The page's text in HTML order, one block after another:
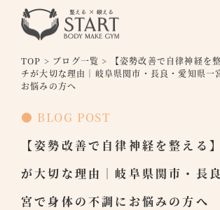
TOP > ブログ一覧 >
【姿勢改善で自律神経を
チが大切な理由｜岐阜県関市・長良・愛知県一
お悩みの方へ
● BLOG POST
【姿勢改善で自律神経を整える
が大切な理由｜岐阜県関市・長
宮で身体の不調にお悩みの方へ